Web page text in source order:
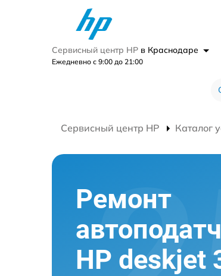
Сервисный центр HP в Краснодаре
Ежедневно с 9:00 до 21:00
Сервисный центр HP Каталог
Ремонт
HP deskjet